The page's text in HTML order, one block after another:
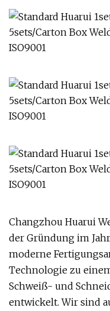
Changzhou Huarui
der Gründung im
moderne
Technologie zu
Schweiß- und
entwickelt. Wir sind